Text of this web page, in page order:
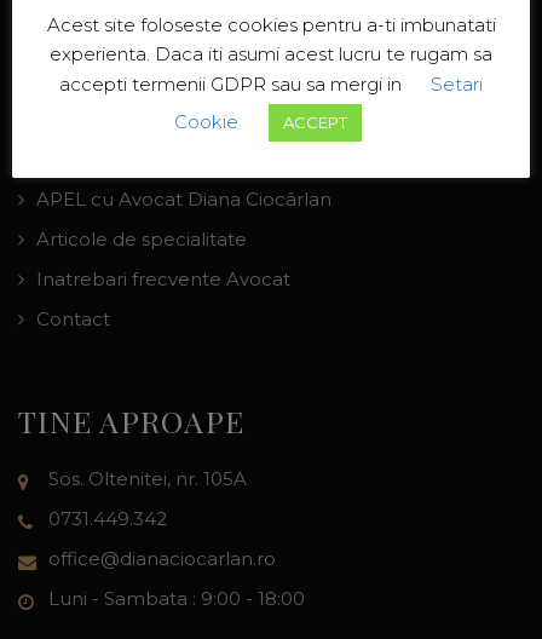
MENIU WEBSITE
Acasa
APEL cu Avocat Diana Ciocârlan
Articole de specialitate
Inatrebari frecvente Avocat
Contact
TINE APROAPE
Sos. Oltenitei, nr. 105A
0731.449.342
office@dianaciocarlan.ro
Luni - Sambata : 9:00 - 18:00
Acest site foloseste cookies pentru a-ti imbunatati
experienta. Daca iti asumi acest lucru te rugam sa
accepti termenii GDPR sau sa mergi in
Setari
Cookie
ACCEPT